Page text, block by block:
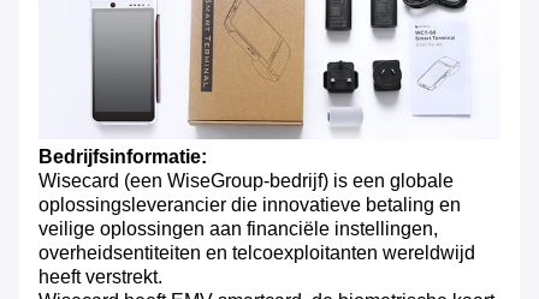
Bedrijfsinformatie:
Wisecard (een WiseGroup-bedrijf) is een globale
oplossingsleverancier die innovatieve betaling en
veilige oplossingen aan financiële instellingen,
overheidsentiteiten en telcoexploitanten wereldwijd
heeft verstrekt.